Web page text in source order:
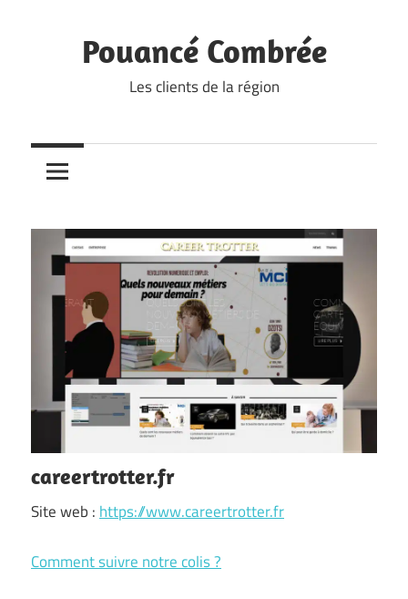
Pouancé Combrée
Les clients de la région
careertrotter.fr
Site web : https://www.careertrotter.fr
Comment suivre notre colis ?